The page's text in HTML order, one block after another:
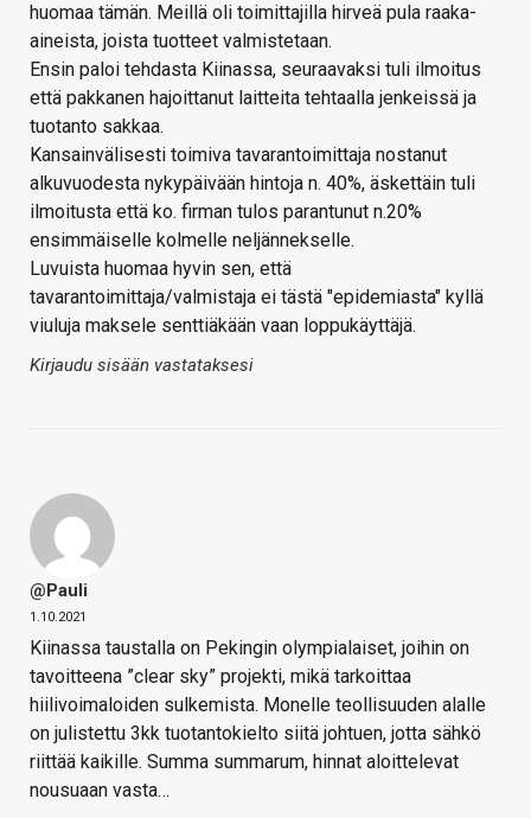
huomaa tämän. Meillä oli toimittajilla hirveä pula raaka-
aineista, joista tuotteet valmistetaan.
Ensin paloi tehdasta Kiinassa, seuraavaksi tuli ilmoitus
että pakkanen hajoittanut laitteita tehtaalla jenkeissä ja
tuotanto sakkaa.
Kansainvälisesti toimiva tavarantoimittaja nostanut
alkuvuodesta nykypäivään hintoja n. 40%, äskettäin tuli
ilmoitusta että ko. firman tulos parantunut n.20%
ensimmäiselle kolmelle neljännekselle.
Luvuista huomaa hyvin sen, että
tavarantoimittaja/valmistaja ei tästä "epidemiasta" kyllä
viuluja maksele senttiäkään vaan loppukäyttäjä.
Kirjaudu sisään vastataksesi
@Pauli
1.10.2021
Kiinassa taustalla on Pekingin olympialaiset, joihin on
tavoitteena ”clear sky” projekti, mikä tarkoittaa
hiilivoimaloiden sulkemista. Monelle teollisuuden alalle
on julistettu 3kk tuotantokielto siitä johtuen, jotta sähkö
riittää kaikille. Summa summarum, hinnat aloittelevat
nousuaan vasta…